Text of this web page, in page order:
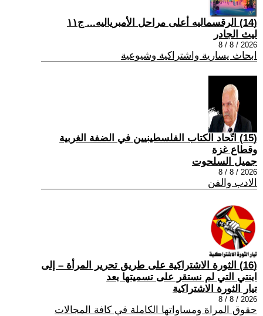
(14) الرقسماليه أعلى مراحل الأمبرياليه... ج١١
ليث الجادر
2026 / 8 / 8
ابحاث يسارية واشتراكية وشيوعية
(15) اتّحاد الكتاب الفلسطينيين في الضفة الغربية
وقطاع غزة
جميل السلحوت
2026 / 8 / 8
الادب والفن
(16) الثورة الاشتراكية على طريق تحرير المرأة – إلى
ابنتي التي لم نستقر على تسميتها بعد
تيار الثورة الاشتراكية
2026 / 8 / 8
حقوق المراة ومساواتها الكاملة في كافة المجالات